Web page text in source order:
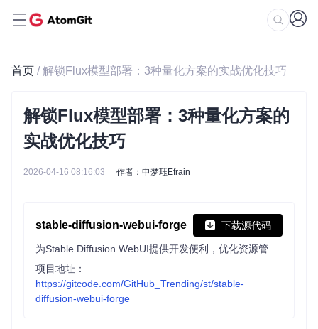
首页 / 解锁Flux模型部署：3种量化方案的实战优化技巧
解锁Flux模型部署：3种量化方案的
实战优化技巧
2026-04-16 08:16:03 作者：申梦珏Efrain
stable-diffusion-webui-forge 下载源代码
项目地址：
https://gitcode.com/GitHub_Trending/st/stable-
diffusion-webui-forge